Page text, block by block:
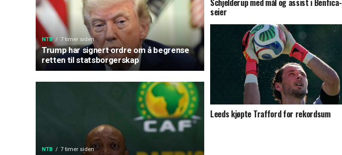
NTB 7 timer siden
Trump har signert ordre om å begrense
retten til statsborgerskap
NTB 7 timer siden
Schjelderup med mål og assist i Benfica-
seier
Leeds kjøpte Trafford for rekordsum